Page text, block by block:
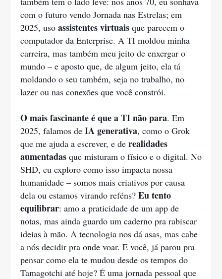
com o futuro vendo Jornada nas Estrelas; em
2025, uso assistentes virtuais que parecem o
computador da Enterprise. A TI moldou minha
carreira, mas também meu jeito de enxergar o
mundo – e aposto que, de algum jeito, ela tá
moldando o seu também, seja no trabalho, no
lazer ou nas conexões que você constrói.
O mais fascinante é que a TI não para. Em
2025, falamos de IA generativa, como o Grok
que me ajuda a escrever, e de realidades
aumentadas que misturam o físico e o digital. No
SHD, eu exploro como isso impacta nossa
humanidade – somos mais criativos por causa
dela ou estamos virando reféns? Eu tento
equilibrar: amo a praticidade de um app de
notas, mas ainda guardo um caderno pra rabiscar
ideias à mão. A tecnologia nos dá asas, mas cabe
a nós decidir pra onde voar. E você, já parou pra
pensar como ela te mudou desde os tempos do
Tamagotchi até hoje? É uma jornada pessoal que